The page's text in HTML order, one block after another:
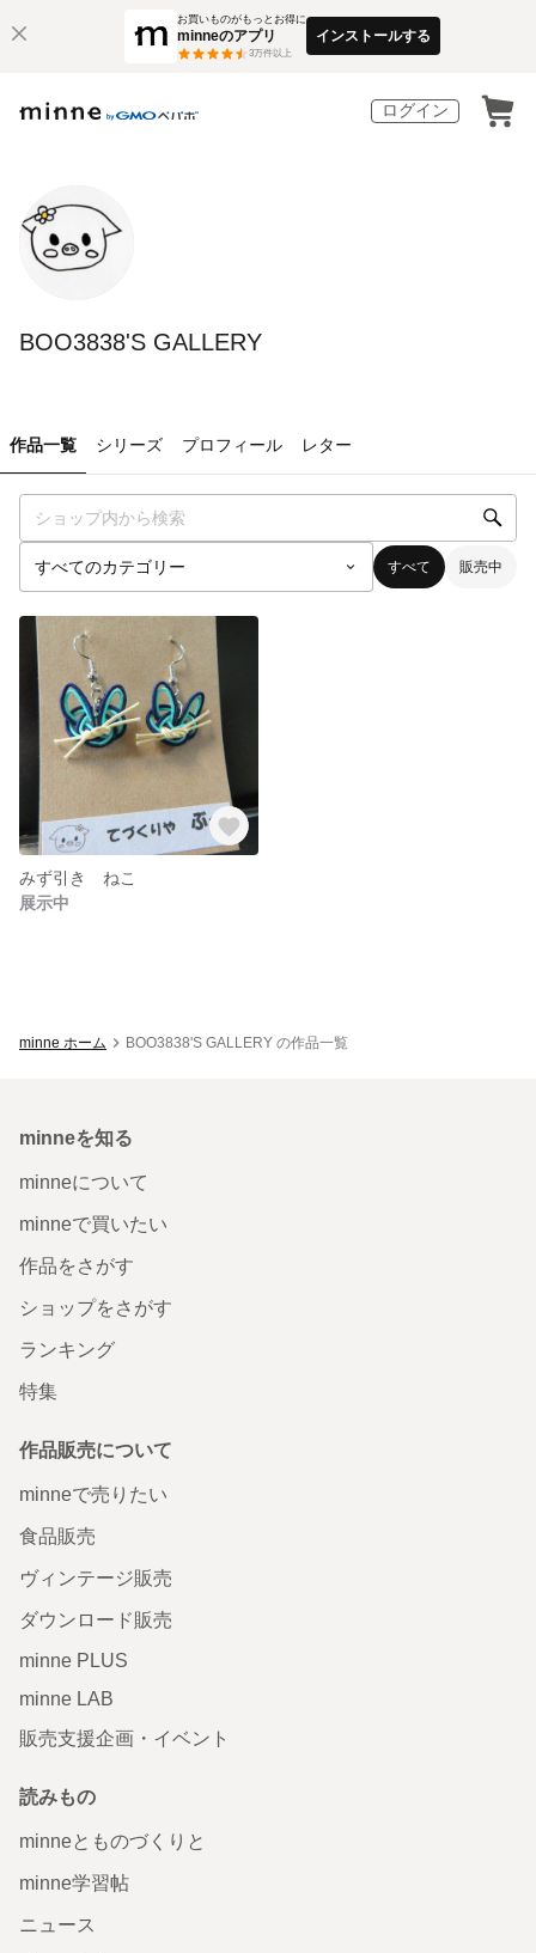
お買いものがもっとお得に
minneのアプリ
3万件以上
インストールする
ログイン
BOO3838'S GALLERY
作品一覧 シリーズ プロフィール レター
すべて 販売中
みず引き ねこ
展示中
minne ホーム BOO3838'S GALLERY の作品一覧
minneを知る
minneについて
minneで買いたい
作品をさがす
ショップをさがす
ランキング
特集
作品販売について
minneで売りたい
食品販売
ヴィンテージ販売
ダウンロード販売
minne PLUS
minne LAB
販売支援企画・イベント
読みもの
minneとものづくりと
minne学習帖
ニュース